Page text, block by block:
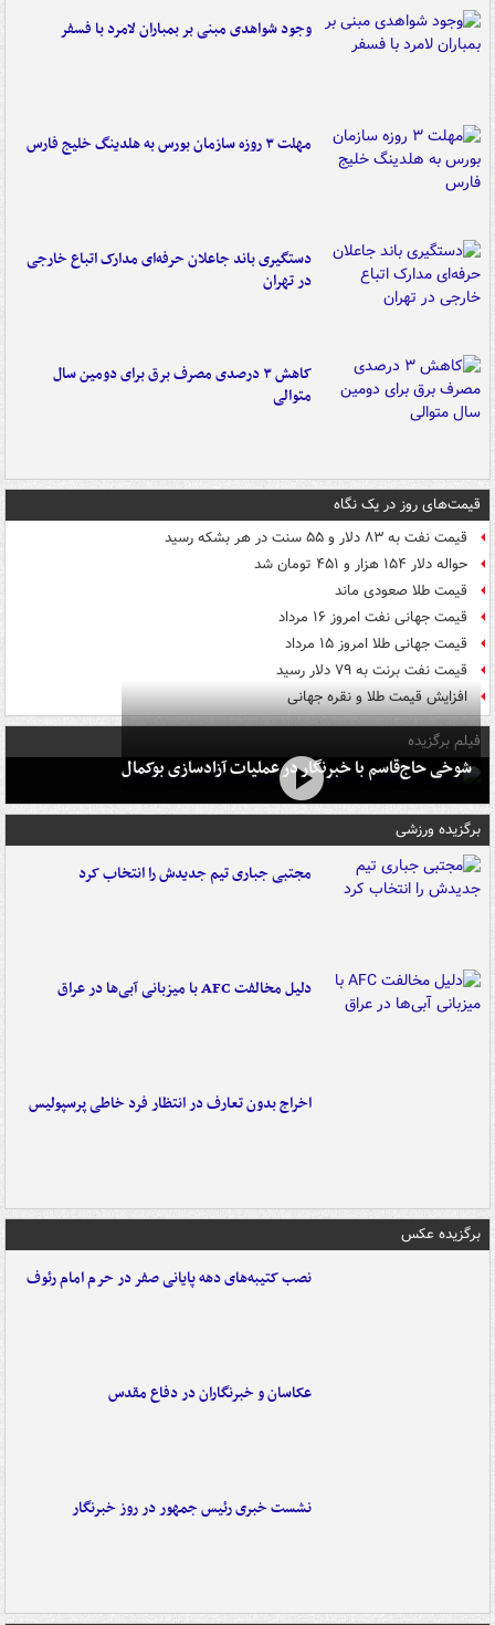
وجود شواهدی مبنی بر بمباران لامرد با فسفر
مهلت ۳ روزه سازمان بورس به هلدینگ خلیج فارس
دستگیری باند جاعلان حرفه‌ای مدارک اتباع خارجی
در تهران
کاهش ۳ درصدی مصرف برق برای دومین سال
متوالی
قیمت‌های روز در یک نگاه
قیمت نفت به ۸۳ دلار و ۵۵ سنت در هر بشکه رسید
حواله دلار ۱۵۴ هزار و ۴۵۱ تومان شد
قیمت طلا صعودی ماند
قیمت جهانی نفت امروز ۱۶ مرداد
قیمت جهانی طلا امروز ۱۵ مرداد
قیمت نفت برنت به ۷۹ دلار رسید
افزایش قیمت طلا و نقره جهانی
فیلم برگزیده
شوخی حاج‌قاسم با خبرنگار در عملیات آزادسازی بوکمال
برگزیده ورزشی
مجتبی جباری تیم جدیدش را انتخاب کرد
دلیل مخالفت AFC با میزبانی آبی‌ها در عراق
اخراج بدون تعارف در انتظار فرد خاطی پرسپولیس
برگزیده عکس
نصب کتیبه‌های دهه پایانی صفر در حرم امام رئوف
عکاسان و خبرنگاران در دفاع مقدس
نشست خبری رئیس جمهور در روز خبرنگار